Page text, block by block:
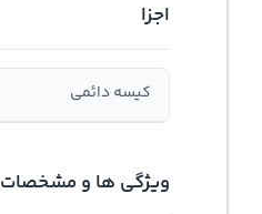
اجزا
کیسه دائمی
ویژگی ها و مشخصات